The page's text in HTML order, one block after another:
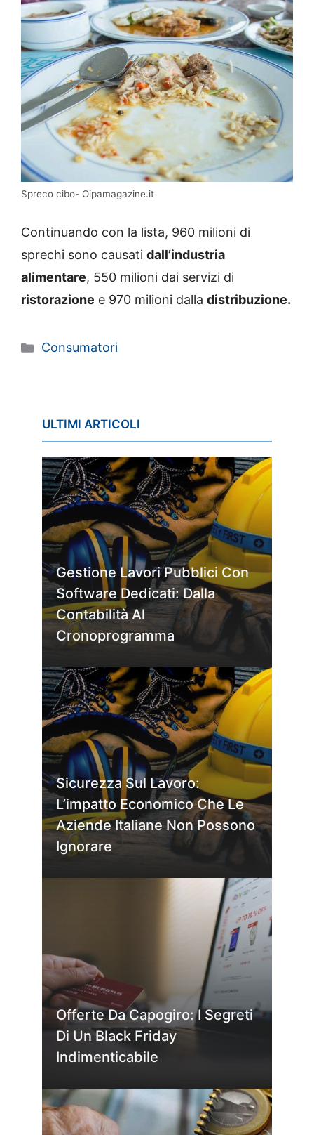
Spreco cibo- Oipamagazine.it
Continuando con la lista, 960 milioni di
sprechi sono causati dall’industria
alimentare, 550 milioni dai servizi di
ristorazione e 970 milioni dalla distribuzione.
Categorie
Consumatori
ULTIMI ARTICOLI
Gestione Lavori Pubblici Con
Software Dedicati: Dalla
Contabilità Al
Cronoprogramma
Sicurezza Sul Lavoro:
L’impatto Economico Che Le
Aziende Italiane Non Possono
Ignorare
Offerte Da Capogiro: I Segreti
Di Un Black Friday
Indimenticabile